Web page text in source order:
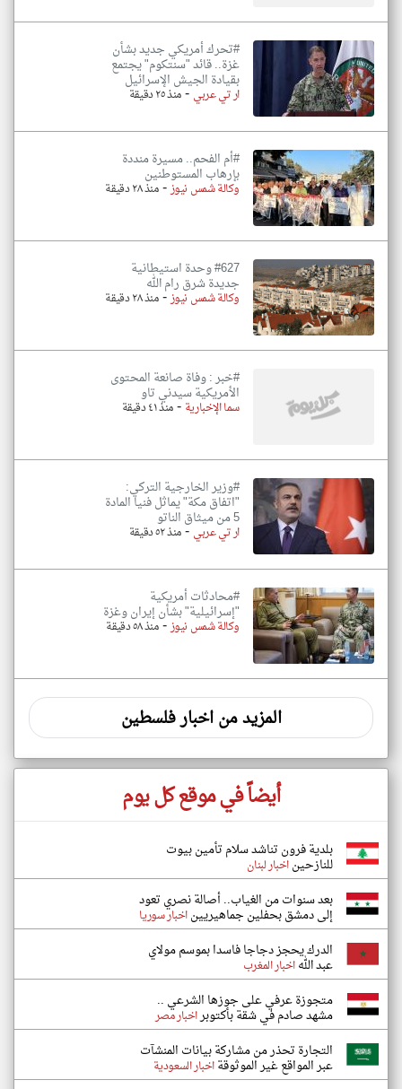
#تحرك أمريكي جديد بشأن
غزة.. قائد "سنتكوم" يجتمع
بقيادة الجيش الإسرائيل
ار تي عربي-منذ ٢٥ دقيقة
#أم الفحم.. مسيرة منددة
بإرهاب المستوطنين
وكالة شمس نيوز-منذ ٢٨ دقيقة
#627 وحدة استيطانية
جديدة شرق رام الله
وكالة شمس نيوز-منذ ٢٨ دقيقة
#خبر : وفاة صانعة المحتوى
الأمريكية سيدني تاو
سما الإخبارية-منذ ٤١ دقيقة
#وزير الخارجية التركي:
"اتفاق مكة" يماثل فنيا المادة
5 من ميثاق الناتو
ار تي عربي-منذ ٥٢ دقيقة
#محادثات أمريكية
"إسرائيلية" بشأن إيران وغزة
وكالة شمس نيوز-منذ ٥٨ دقيقة
المزيد من اخبار فلسطين
أيضاً في موقع كل يوم
بلدية فرون تناشد سلام تأمين بيوت
للنازحيناخبار لبنان
بعد سنوات من الغياب.. أصالة نصري تعود
إلى دمشق بحفلين جماهيرييناخبار سوريا
الدرك يحجز دجاجا فاسدا بموسم مولاي
عبد اللهاخبار المغرب
متجوزة عرفي على جوزها الشرعي ..
مشهد صادم في شقة بأكتوبراخبار مصر
التجارة تحذر من مشاركة بيانات المنشآت
عبر المواقع غير الموثوقةاخبار السعودية